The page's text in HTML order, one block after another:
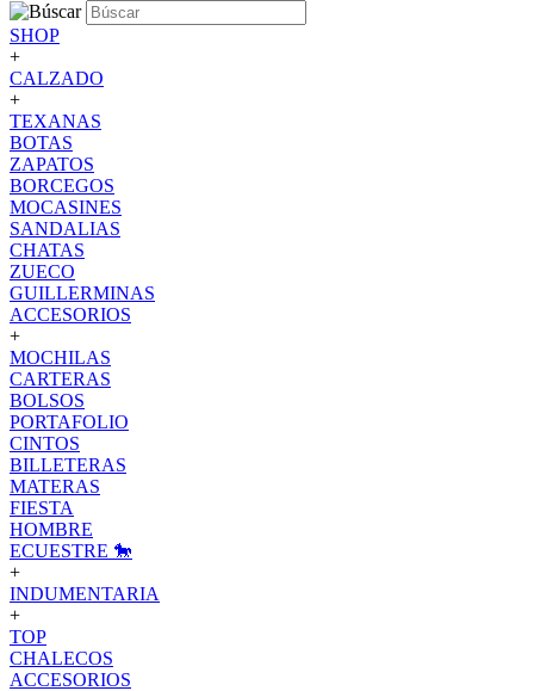
SHOP
+
CALZADO
+
TEXANAS
BOTAS
ZAPATOS
BORCEGOS
MOCASINES
SANDALIAS
CHATAS
ZUECO
GUILLERMINAS
ACCESORIOS
+
MOCHILAS
CARTERAS
BOLSOS
PORTAFOLIO
CINTOS
BILLETERAS
MATERAS
FIESTA
HOMBRE
ECUESTRE 🐎
+
INDUMENTARIA
+
TOP
CHALECOS
ACCESORIOS